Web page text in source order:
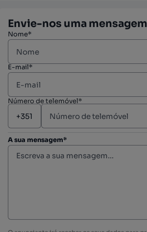
Envie-nos uma mensagem
Nome*
E-mail*
Número de telemóvel*
A sua mensagem*